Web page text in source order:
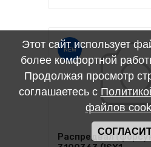
NEW
Распредвал
Этот сайт использует
более комфортной
Продолжая просмотр
соглашаетесь с
файлов